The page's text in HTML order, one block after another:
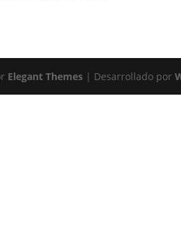
Elegant Themes | Desarrollado por